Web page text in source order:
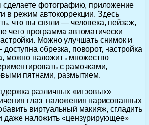
сделаете фотографию, приложение
в режим автокоррекции. Здесь
что вы сняли — человека, пейзаж,
чего программа автоматически
Можно улучшать снимок и
обрезка, поворот, настройка
можно наложить множество
с рамочками,
пятнами, размытием.
различных «игровых»
глаз, наложения нарисованных
виртуальный макияж, сгладить
даже наложить «цензурирующее»